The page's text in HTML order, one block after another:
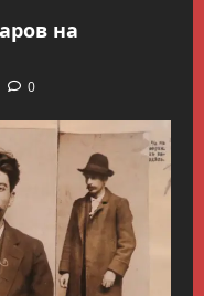
на
0